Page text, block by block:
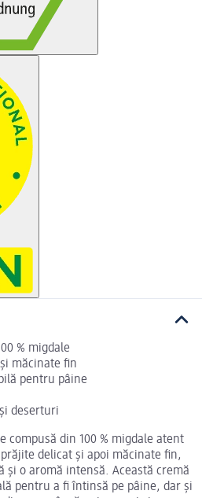
% migdale
măcinate fin
pentru pâine
deserturi
compusă din 100 % migdale atent
delicat și apoi măcinate fin,
și o aromă intensă. Această cremă
pentru a fi întinsă pe pâine, dar și